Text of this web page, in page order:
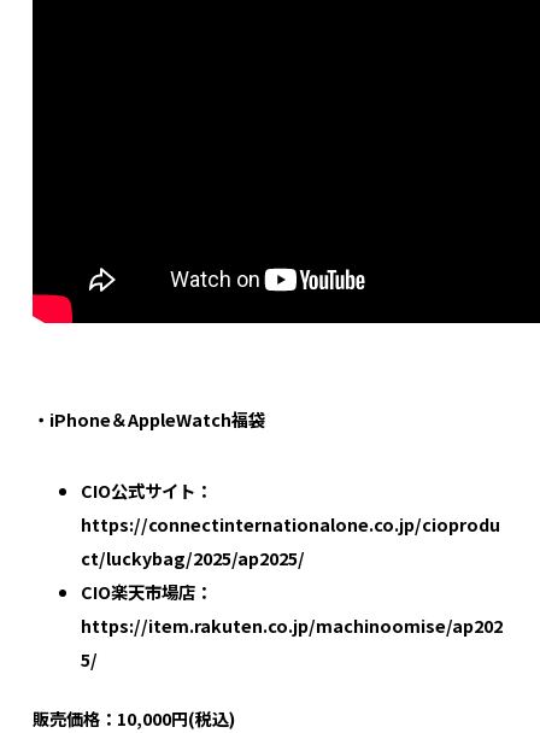
・iPhone＆AppleWatch福袋
CIO公式サイト：
https://connectinternationalone.co.jp/cioprodu
ct/luckybag/2025/ap2025/
CIO楽天市場店：
https://item.rakuten.co.jp/machinoomise/ap202
5/
販売価格：10,000円(税込)